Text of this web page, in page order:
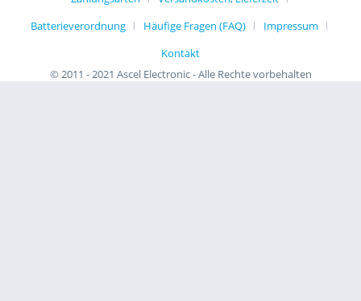
Batterieverordnung
Häufige Fragen (FAQ)
Impressum
Kontakt
© 2011 - 2021 Ascel Electronic - Alle Rechte vorbehalten